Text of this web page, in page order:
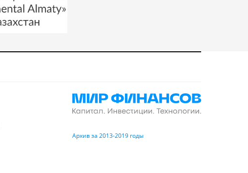
Архив за 2013-2019 годы